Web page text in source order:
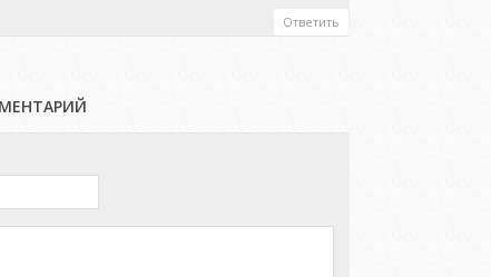
Ответить